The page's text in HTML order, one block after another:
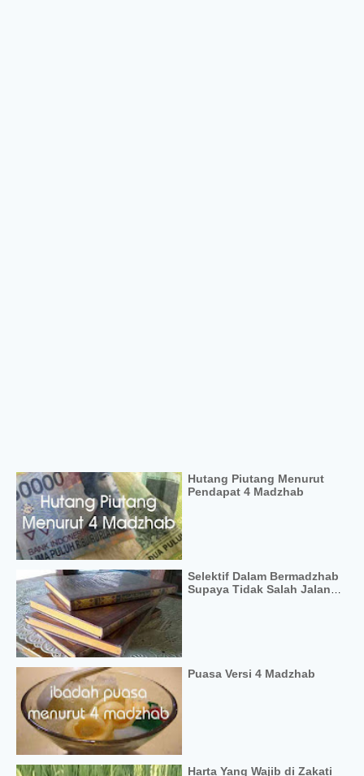
Hutang Piutang Menurut
Pendapat 4 Madzhab
Selektif Dalam Bermadzhab
Supaya Tidak Salah Jalan
Puasa Versi 4 Madzhab
Harta Yang Wajib di Zakati